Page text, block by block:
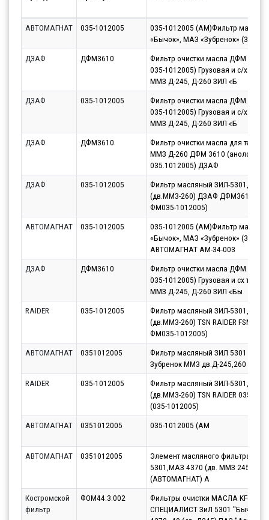
АВТОМАГНАТ 035-1012005
035-1012005 (АМ)Фильтр
«Бычок», МАЗ «Зубренок» (30)
ДЗАФ
ДФМ3610
Фильтр очистки масла ДФМ 3610
035-1012005) Грузовая и с/х
ММЗ Д-245, Д-260 ЗИЛ «Б
ДЗАФ
035-1012005
Фильтр очистки масла ДФМ 3610
035-1012005) Грузовая и с/х
ММЗ Д-245, Д-260 ЗИЛ «Б
ДЗАФ
ДФМ3610
Фильтр очистки масла для
ММЗ Д-260 ДФМ 3610 (анолог
035.1012005) ДЗАФ
ДЗАФ
035-1012005
Фильтр масляный ЗИЛ-5301,МАЗ-
(дв.ММЗ-260) ДЗАФ ДФМ3610 (ан.
ФМ035-1012005)
АВТОМАГНАТ
035-1012005
035-1012005 (АМ)Фильтр
«Бычок», МАЗ «Зубренок» (30)
АВТОМАГНАТ AM-34-003
ДЗАФ
ДФМ3610
Фильтр очистки масла ДФМ 3610
035-1012005) Грузовая и сх
ММЗ Д-245, Д-260 ЗИЛ «Бы
RAIDER
035-1012005
Фильтр масляный ЗИЛ-5301,МАЗ-
(дв.ММЗ-260) TSN RAIDER FSM563
ФМ035-1012005)
АВТОМАГНАТ
0351012005
Фильтр масляный ЗИЛ 5301
Зубренок ММЗ дв.Д-245,260
RAIDER
035-1012005
Фильтр масляный ЗИЛ-5301,МАЗ-
(дв.ММЗ-260) TSN RAIDER 035-
(035-1012005)
АВТОМАГНАТ
0351012005 035-1012005 (АМ
АВТОМАГНАТ 0351012005
Элемент масляного фильтра для
5301,МАЗ 4370 (дв. ММЗ 245,260)
(АВТОМАГНАТ) A
Костромской
фильтр
ФОМ44.3.002
Фильтры очистки МАСЛА KF6035
СПЕЦИАЛИСТ ЗиЛ 5301 ''Бычок''